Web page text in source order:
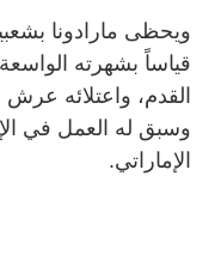
ويحظى مارادونا
قياساً بشهرته
القدم، واعتلائه
وسبق له العمل في
الإماراتي.